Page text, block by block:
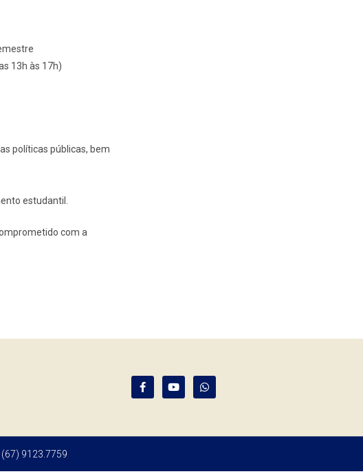
13h às 17h)
políticas públicas, bem
estudantil.
com a
9123.7759